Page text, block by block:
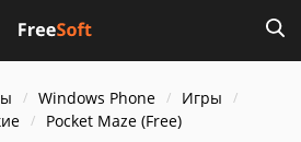
Windows Phone
Игры
Pocket Maze (Free)